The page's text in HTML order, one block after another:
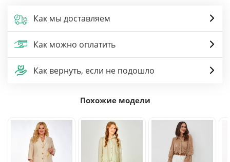
Как мы доставляем
Как можно оплатить
Как вернуть, если не подошло
Похожие модели